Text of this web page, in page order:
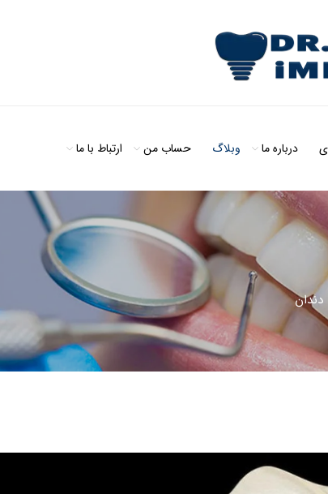
درباره ما وبلاگ حساب من ارتباط با ما
دندان